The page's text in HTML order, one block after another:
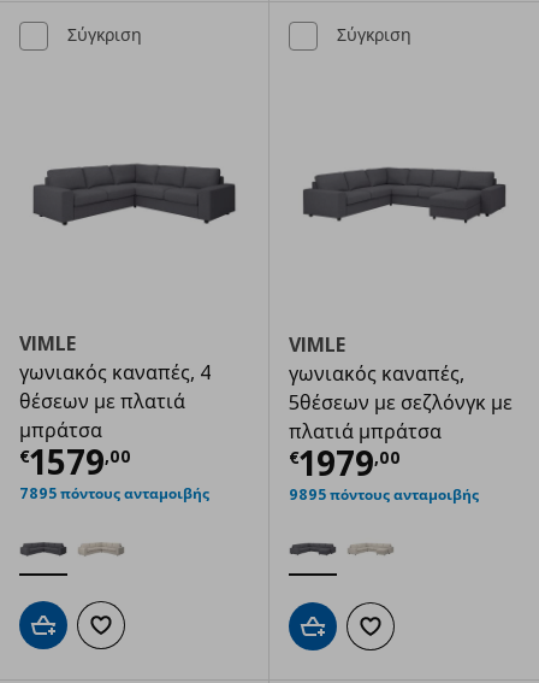
Σύγκριση
VIMLE
γωνιακός καναπές, 4
θέσεων με πλατιά
μπράτσα
€1579,00
Τρέχουσα τιμή € 1579,00
7895 πόντους ανταμοιβής
Προσθήκη στο καλάθι
Προσθήκη στα αγαπημένα
Σύγκριση
VIMLE
γωνιακός καναπές,
5θέσεων με σεζλόνγκ με
πλατιά μπράτσα
€1979,00
Τρέχουσα
9895 πόντους ανταμοιβής
Προσθήκη στο καλάθι
Προσθήκη στα